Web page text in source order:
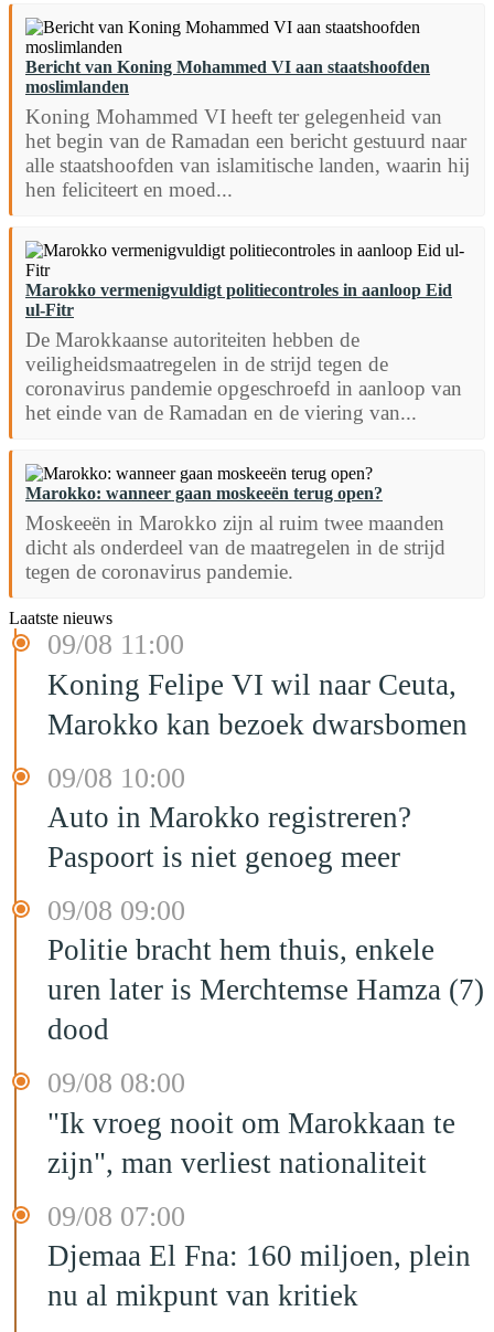
Bericht van Koning Mohammed VI aan staatshoofden
moslimlanden
Koning Mohammed VI heeft ter gelegenheid van
het begin van de Ramadan een bericht gestuurd naar
alle staatshoofden van islamitische landen, waarin hij
hen feliciteert en moed...
Marokko vermenigvuldigt politiecontroles in aanloop Eid
ul-Fitr
De Marokkaanse autoriteiten hebben de
veiligheidsmaatregelen in de strijd tegen de
coronavirus pandemie opgeschroefd in aanloop van
het einde van de Ramadan en de viering van...
Marokko: wanneer gaan moskeeën terug open?
Moskeeën in Marokko zijn al ruim twee maanden
dicht als onderdeel van de maatregelen in de strijd
tegen de coronavirus pandemie.
Laatste nieuws
09/08 11:00
Koning Felipe VI wil naar Ceuta,
Marokko kan bezoek dwarsbomen
09/08 10:00
Auto in Marokko registreren?
Paspoort is niet genoeg meer
09/08 09:00
Politie bracht hem thuis, enkele
uren later is Merchtemse Hamza (7)
dood
09/08 08:00
"Ik vroeg nooit om Marokkaan te
zijn", man verliest nationaliteit
09/08 07:00
Djemaa El Fna: 160 miljoen, plein
nu al mikpunt van kritiek